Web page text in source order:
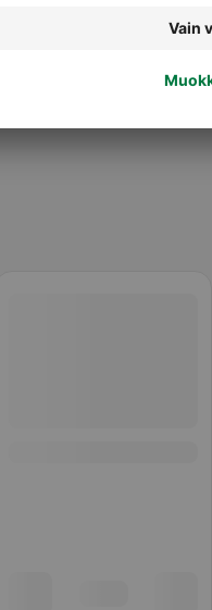
Kuohuviinit ja